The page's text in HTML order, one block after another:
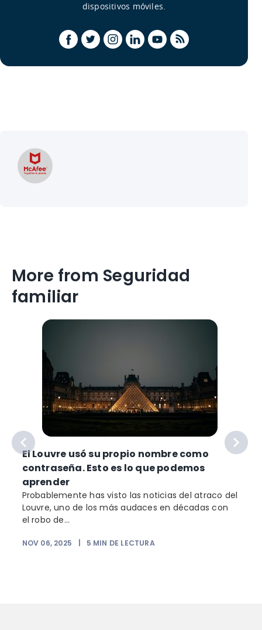
dispositivos móviles.
More from Seguridad
familiar
El Louvre usó su propio nombre como
contraseña. Esto es lo que podemos
aprender
Probablemente has visto las noticias del atraco del
Louvre, uno de los más audaces en décadas con
el robo de...
NOV 06, 2025 5 MIN DE LECTURA